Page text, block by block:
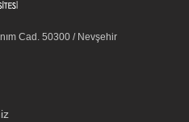
Cad. 50300 / Nevşehir